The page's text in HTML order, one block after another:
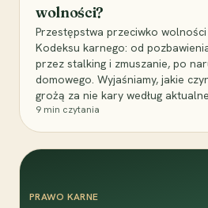
wolności?
Przestępstwa przeciwko wolności
Kodeksu karnego: od
przez stalking i zmuszanie, po
domowego. Wyjaśniamy, jakie
grożą za nie kary według
9 min czytania
PRAWO KARNE